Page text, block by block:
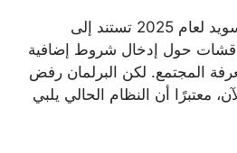
شروط الجنسية في السويد لعام 2025 تستند إلى
حول إدخال شروط إضافية
المجتمع. لكن البرلمان رفض
معتبرًا أن النظام الحالي يلبي